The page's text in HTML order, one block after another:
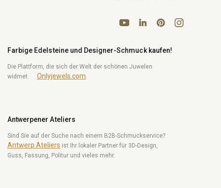
Farbige Edelsteine und Designer-Schmuck kaufen!
Die Plattform, die sich der Welt der schönen Juwelen
widmet.
Onlyjewels.com
Antwerpener Ateliers
Sind Sie auf der Suche nach einem B2B-Schmuckservice?
Antwerp Ateliers ist Ihr lokaler Partner für 3D-Design,
Guss, Fassung, Politur und vieles mehr.
YouTubeLinkedInPinterestInstagram